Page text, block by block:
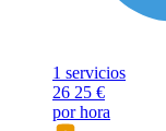
1 servicios
26 25 €
por hora